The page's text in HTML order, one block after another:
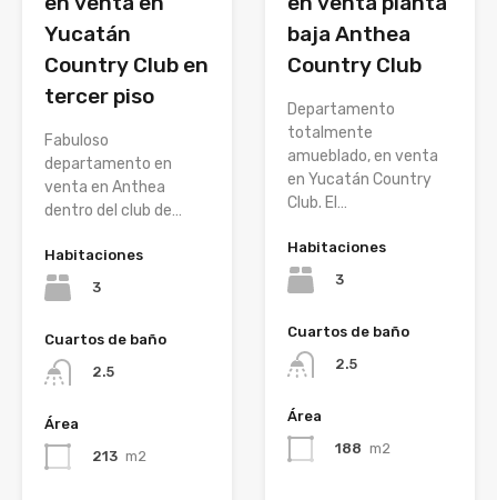
Yucatán
Country Club en
tercer piso
Fabuloso
departamento en
venta en Anthea
dentro del club de…
Habitaciones
3
Cuartos de baño
2.5
Área
213 m2
baja Anthea
Country Club
Departamento
totalmente
amueblado, en venta
en Yucatán Country
Club. El…
Habitaciones
3
Cuartos de baño
2.5
Área
188 m2